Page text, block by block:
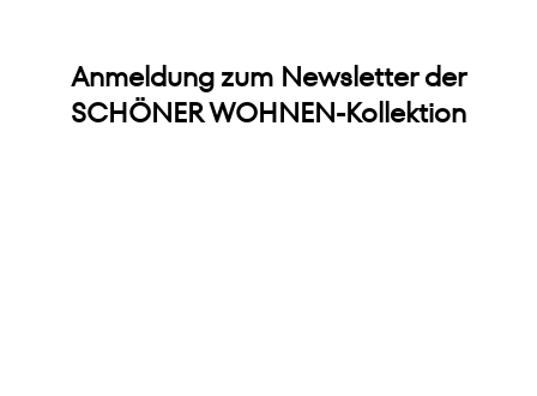
Anmeldung zum Newsletter der
SCHÖNER WOHNEN-Kollektion